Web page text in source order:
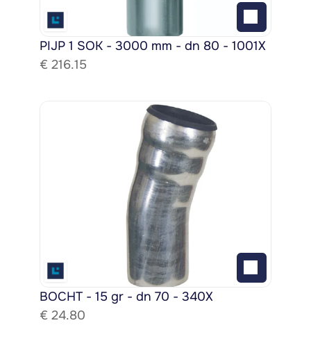
PIJP 1 SOK - 3000 mm - dn 80 - 1001X
€ 216.15
BOCHT - 15 gr - dn 70 - 340X
€ 24.80